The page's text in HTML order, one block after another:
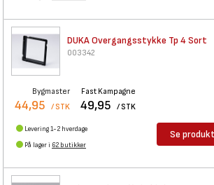
DUKA Overgangsstykke Tp 4 Sort
003342
Bygmaster
44,95 / STK
Fast Kampagne
49,95 / STK
Levering 1-2 hverdage
På lager i 62 butikker
Se produkt